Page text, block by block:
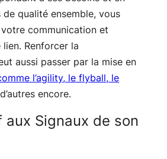
qualité ensemble, vous
communication et
Renforcer la
aussi passer par la mise en
l’agility, le flyball, le
encore.
aux Signaux de son